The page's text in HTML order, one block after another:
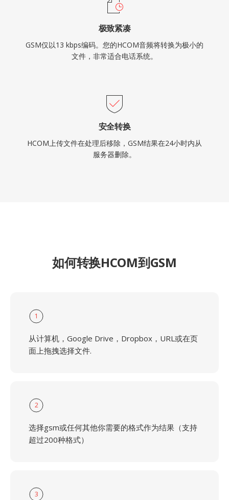
极致紧凑
GSM仅以13 kbps编码。您的HCOM音频将转换为极小的
文件，非常适合电话系统。
安全转换
HCOM上传文件在处理后移除，GSM结果在24小时内从
服务器删除。
如何转换HCOM到GSM
1
从计算机，Google Drive，Dropbox，URL或在页
面上拖拽选择文件.
2
选择gsm或任何其他你需要的格式作为结果（支持
超过200种格式）
3